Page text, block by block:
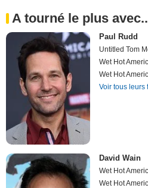
A tourné le plus
Paul Rudd
Untitled Tom
Wet Hot
Wet Hot
Voir tous leurs
David Wain
Wet Hot
Wet Hot